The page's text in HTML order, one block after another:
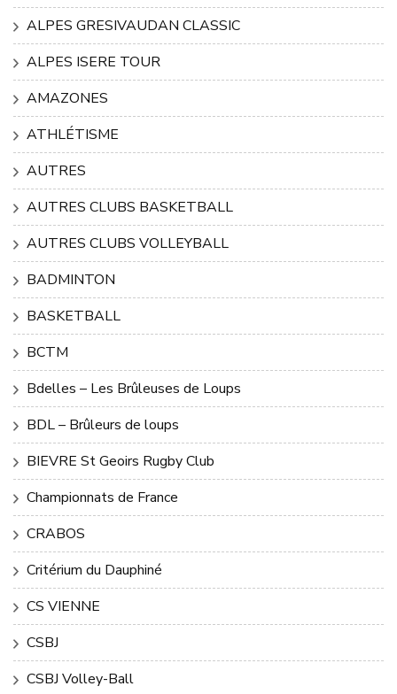
ALPES GRESIVAUDAN CLASSIC
ALPES ISERE TOUR
AMAZONES
ATHLÉTISME
AUTRES
AUTRES CLUBS BASKETBALL
AUTRES CLUBS VOLLEYBALL
BADMINTON
BASKETBALL
BCTM
Bdelles – Les Brûleuses de Loups
BDL – Brûleurs de loups
BIEVRE St Geoirs Rugby Club
Championnats de France
CRABOS
Critérium du Dauphiné
CS VIENNE
CSBJ
CSBJ Volley-Ball